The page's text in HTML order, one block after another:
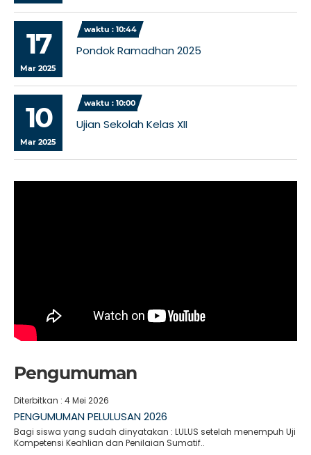
17
Mar 2025
waktu : 10:44
Pondok Ramadhan 2025
10
Mar 2025
waktu : 10:00
Ujian Sekolah Kelas XII
Pengumuman
Diterbitkan : 4 Mei 2026
PENGUMUMAN PELULUSAN 2026
Bagi siswa yang sudah dinyatakan : LULUS setelah menempuh Uji
Kompetensi Keahlian dan Penilaian Sumatif..